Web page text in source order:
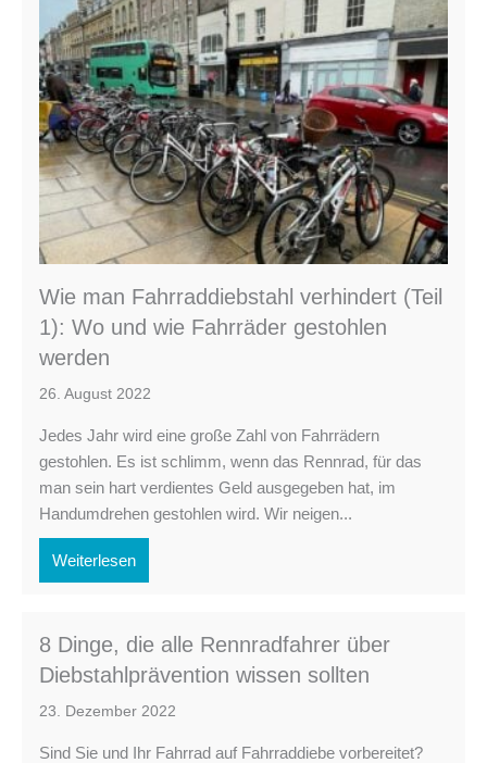
Wie man Fahrraddiebstahl verhindert (Teil
1): Wo und wie Fahrräder gestohlen
werden
26. August 2022
Jedes Jahr wird eine große Zahl von Fahrrädern
gestohlen. Es ist schlimm, wenn das Rennrad, für das
man sein hart verdientes Geld ausgegeben hat, im
Handumdrehen gestohlen wird. Wir neigen...
Weiterlesen
8 Dinge, die alle Rennradfahrer über
Diebstahlprävention wissen sollten
23. Dezember 2022
Sind Sie und Ihr Fahrrad auf Fahrraddiebe vorbereitet?